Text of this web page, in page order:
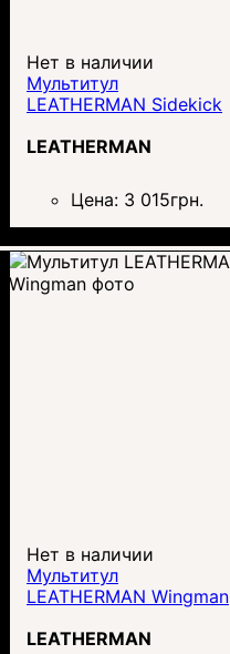
Нет в наличии
Мультитул
LEATHERMAN Sidekick
LEATHERMAN
Цена: 3 015грн.
Нет в наличии
Мультитул
LEATHERMAN Wingman
LEATHERMAN